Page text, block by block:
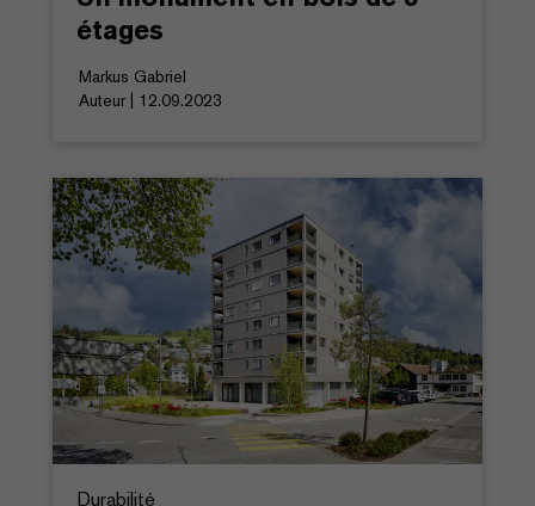
étages
Markus Gabriel
Auteur | 12.09.2023
Durabilité